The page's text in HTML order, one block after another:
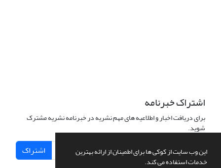
این وب سایت از کوکی ها برای اطمینان از ارائه بهترین
خدمات استفاده می کند.
اشتراک خبرنامه
برای دریافت اخبار و اطلاعیه های مهم نشریه در خبرنامه نشریه مشترک
شوید.
اشتراک